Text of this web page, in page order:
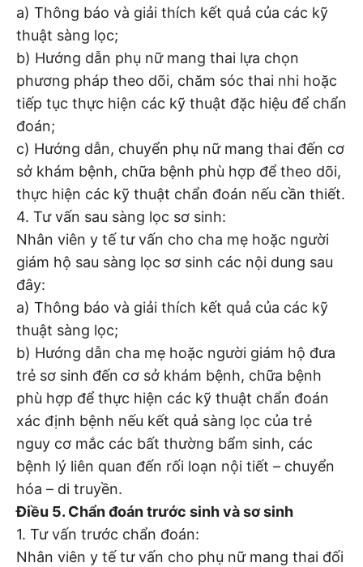
a) Thông báo và giải thích kết quả của các kỹ
thuật sàng lọc;
b) Hướng dẫn phụ nữ mang thai lựa chọn
phương pháp theo dõi, chăm sóc thai nhi hoặc
tiếp tục thực hiện các kỹ thuật đặc hiệu để chẩn
đoán;
c) Hướng dẫn, chuyển phụ nữ mang thai đến cơ
sở khám bệnh, chữa bệnh phù hợp để theo dõi,
thực hiện các kỹ thuật chẩn đoán nếu cần thiết.
4. Tư vấn sau sàng lọc sơ sinh:
Nhân viên y tế tư vấn cho cha mẹ hoặc người
giám hộ sau sàng lọc sơ sinh các nội dung sau
đây:
a) Thông báo và giải thích kết quả của các kỹ
thuật sàng lọc;
b) Hướng dẫn cha mẹ hoặc người giám hộ đưa
trẻ sơ sinh đến cơ sở khám bệnh, chữa bệnh
phù hợp để thực hiện các kỹ thuật chẩn đoán
xác định bệnh nếu kết quả sàng lọc của trẻ
nguy cơ mắc các bất thường bẩm sinh, các
bệnh lý liên quan đến rối loạn nội tiết – chuyển
hóa – di truyền.
Điều 5. Chẩn đoán trước sinh và sơ sinh
1. Tư vấn trước chẩn đoán:
Nhân viên y tế tư vấn cho phụ nữ mang thai đối